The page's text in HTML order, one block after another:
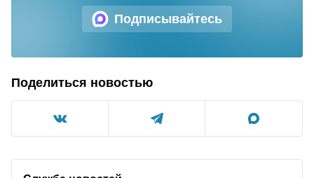
Подписывайтесь
Поделиться новостью